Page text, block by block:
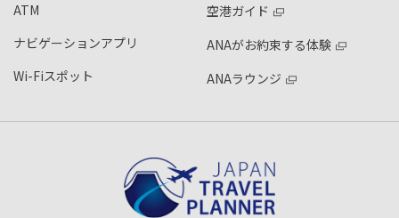
ATM
ナビゲーションアプリ
Wi-Fiスポット
空港ガイド
ANAがお約束する体験
ANAラウンジ